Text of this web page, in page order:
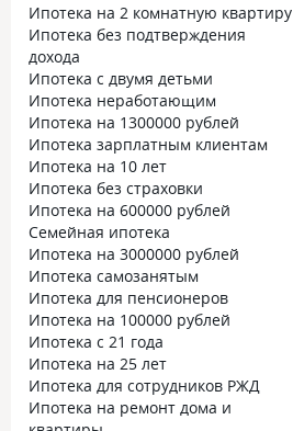
Ипотека на 2 комнатную квартиру
Ипотека без подтверждения
дохода
Ипотека с двумя детьми
Ипотека неработающим
Ипотека на 1300000 рублей
Ипотека зарплатным клиентам
Ипотека на 10 лет
Ипотека без страховки
Ипотека на 600000 рублей
Семейная ипотека
Ипотека на 3000000 рублей
Ипотека самозанятым
Ипотека для пенсионеров
Ипотека на 100000 рублей
Ипотека с 21 года
Ипотека на 25 лет
Ипотека для сотрудников РЖД
Ипотека на ремонт дома и